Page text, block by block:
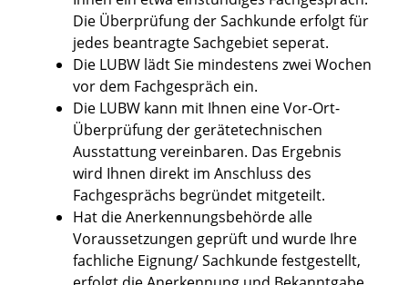
Die Überprüfung der Sachkunde erfolgt für
jedes beantragte Sachgebiet seperat.
Die LUBW lädt Sie mindestens zwei Wochen
vor dem Fachgespräch ein.
Die LUBW kann mit Ihnen eine Vor-Ort-
Überprüfung der gerätetechnischen
Ausstattung vereinbaren. Das Ergebnis
wird Ihnen direkt im Anschluss des
Fachgesprächs begründet mitgeteilt.
Hat die Anerkennungsbehörde alle
Voraussetzungen geprüft und wurde Ihre
fachliche Eignung/ Sachkunde festgestellt,